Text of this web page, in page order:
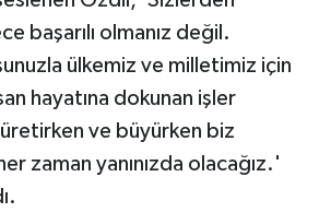
başarılı olmanız değil.
ülkemiz ve milletimiz için
hayatına dokunan işler
üretirken ve büyürken biz
zaman yanınızda olacağız.'